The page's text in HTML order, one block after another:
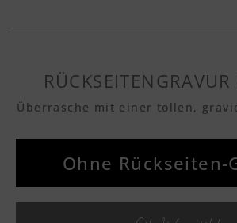
Textvorschau
Überrasche mit einer tollen,
Ohne Rückseiten-